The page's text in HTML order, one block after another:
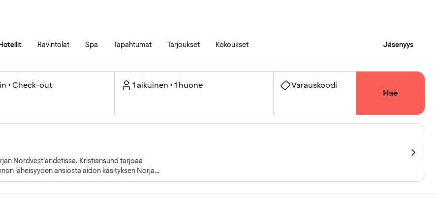
Ravintolat Spa Tapahtumat Tarjoukset Kokoukset Jäsenyys
• Check-out 1 aikuinen • 1 huone Varauskoodi
Hae
Nordvestlandetissa. Kristiansund tarjoaa
läheisyyden ansiosta aidon käsityksen Norjan